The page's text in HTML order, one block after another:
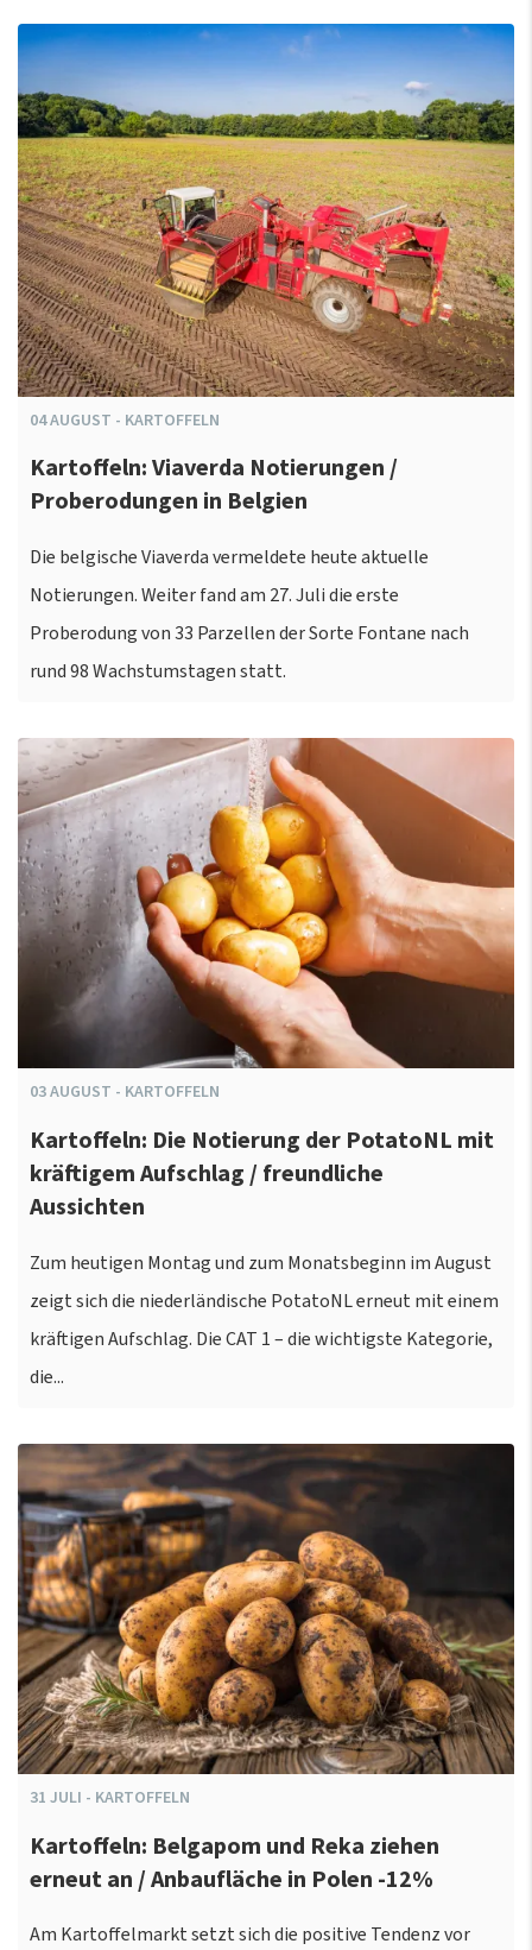
04AUGUST - KARTOFFELN
Kartoffeln: Viaverda Notierungen /
Proberodungen in Belgien
Die belgische Viaverda vermeldete heute aktuelle
Notierungen. Weiter fand am 27. Juli die erste
Proberodung von 33 Parzellen der Sorte Fontane nach
rund 98 Wachstumstagen statt.
03AUGUST - KARTOFFELN
Kartoffeln: Die Notierung der PotatoNL mit
kräftigem Aufschlag / freundliche
Aussichten
Zum heutigen Montag und zum Monatsbeginn im August
zeigt sich die niederländische PotatoNL erneut mit einem
kräftigen Aufschlag. Die CAT 1 – die wichtigste Kategorie,
die...
31 JULI - KARTOFFELN
Kartoffeln: Belgapom und Reka ziehen
erneut an / Anbaufläche in Polen -12%
Am Kartoffelmarkt setzt sich die positive Tendenz vor